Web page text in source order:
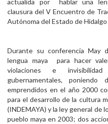
Visitantes
actualida por hablar una
clausura del V Encuentro de
Autónoma del Estado de Hidalgo
Durante su conferencia May
lengua maya para hacer
violaciones e
gubernamentales,
emprendidos en el año 2000
para el desarrollo de la cultura
(INDEMAYA) y la ley general de
pueblo maya en 2003; dos